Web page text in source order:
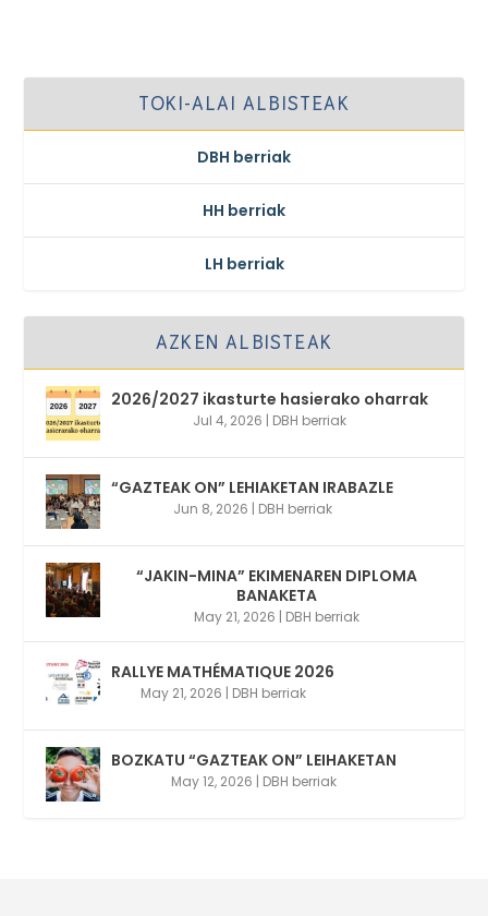
TOKI-ALAI ALBISTEAK
DBH berriak
HH berriak
LH berriak
AZKEN ALBISTEAK
2026/2027 ikasturte hasierako oharrak
Jul 4, 2026 | DBH berriak
“GAZTEAK ON” LEHIAKETAN IRABAZLE
Jun 8, 2026 | DBH berriak
“JAKIN-MINA” EKIMENAREN DIPLOMA
BANAKETA
May 21, 2026 | DBH berriak
RALLYE MATHÉMATIQUE 2026
May 21, 2026 | DBH berriak
BOZKATU “GAZTEAK ON” LEIHAKETAN
May 12, 2026 | DBH berriak